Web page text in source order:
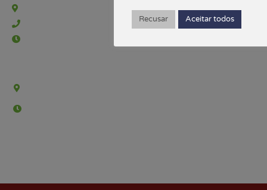
(24) 3323-2848 ou (24) 3323-2500Recusar Aceitar todos